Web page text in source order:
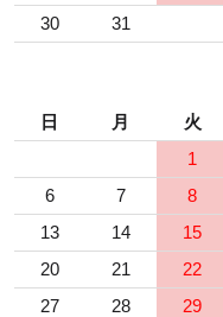
30
31
日 月 火
1
6
7 8
13
14 15
20
21 22
27
28 29